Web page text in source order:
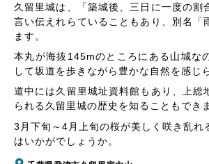
久留里城は、「築城後、三日に一度の割
言い伝えれらていることもあり、別名「
ます。
本丸が海抜145mのところにある山城な
して坂道を歩きながら豊かな自然を感じ
道中には久留里城址資料館もあり、上総
られる久留里城の歴史を知ることもでき
3月下旬～4月上旬の桜が美しく咲き乱れ
はいかがでしょうか。